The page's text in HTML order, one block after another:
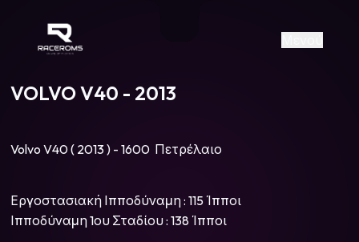
https://www.facebook.com/
https://www.tiktok.com/
Contact us on Viber
Raceroms
VOLVO V40 - 2013
Volvo V40 ( 2013 ) - 1600 Πετρέλαιο
Εργοστασιακή Ιπποδύναμη : 115 Ίπποι
Ιπποδύναμη 1ου Σταδίου : 138 Ίπποι